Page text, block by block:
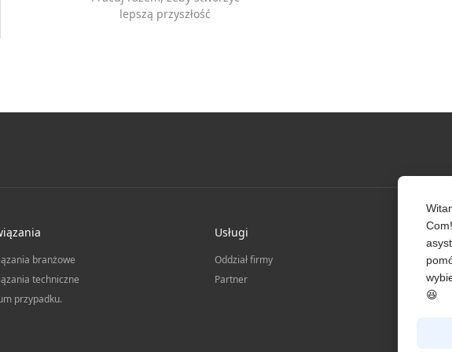
lepszą przyszłość
branżowe
techniczne
przypadku.
Usługi
Oddział firmy
Partner